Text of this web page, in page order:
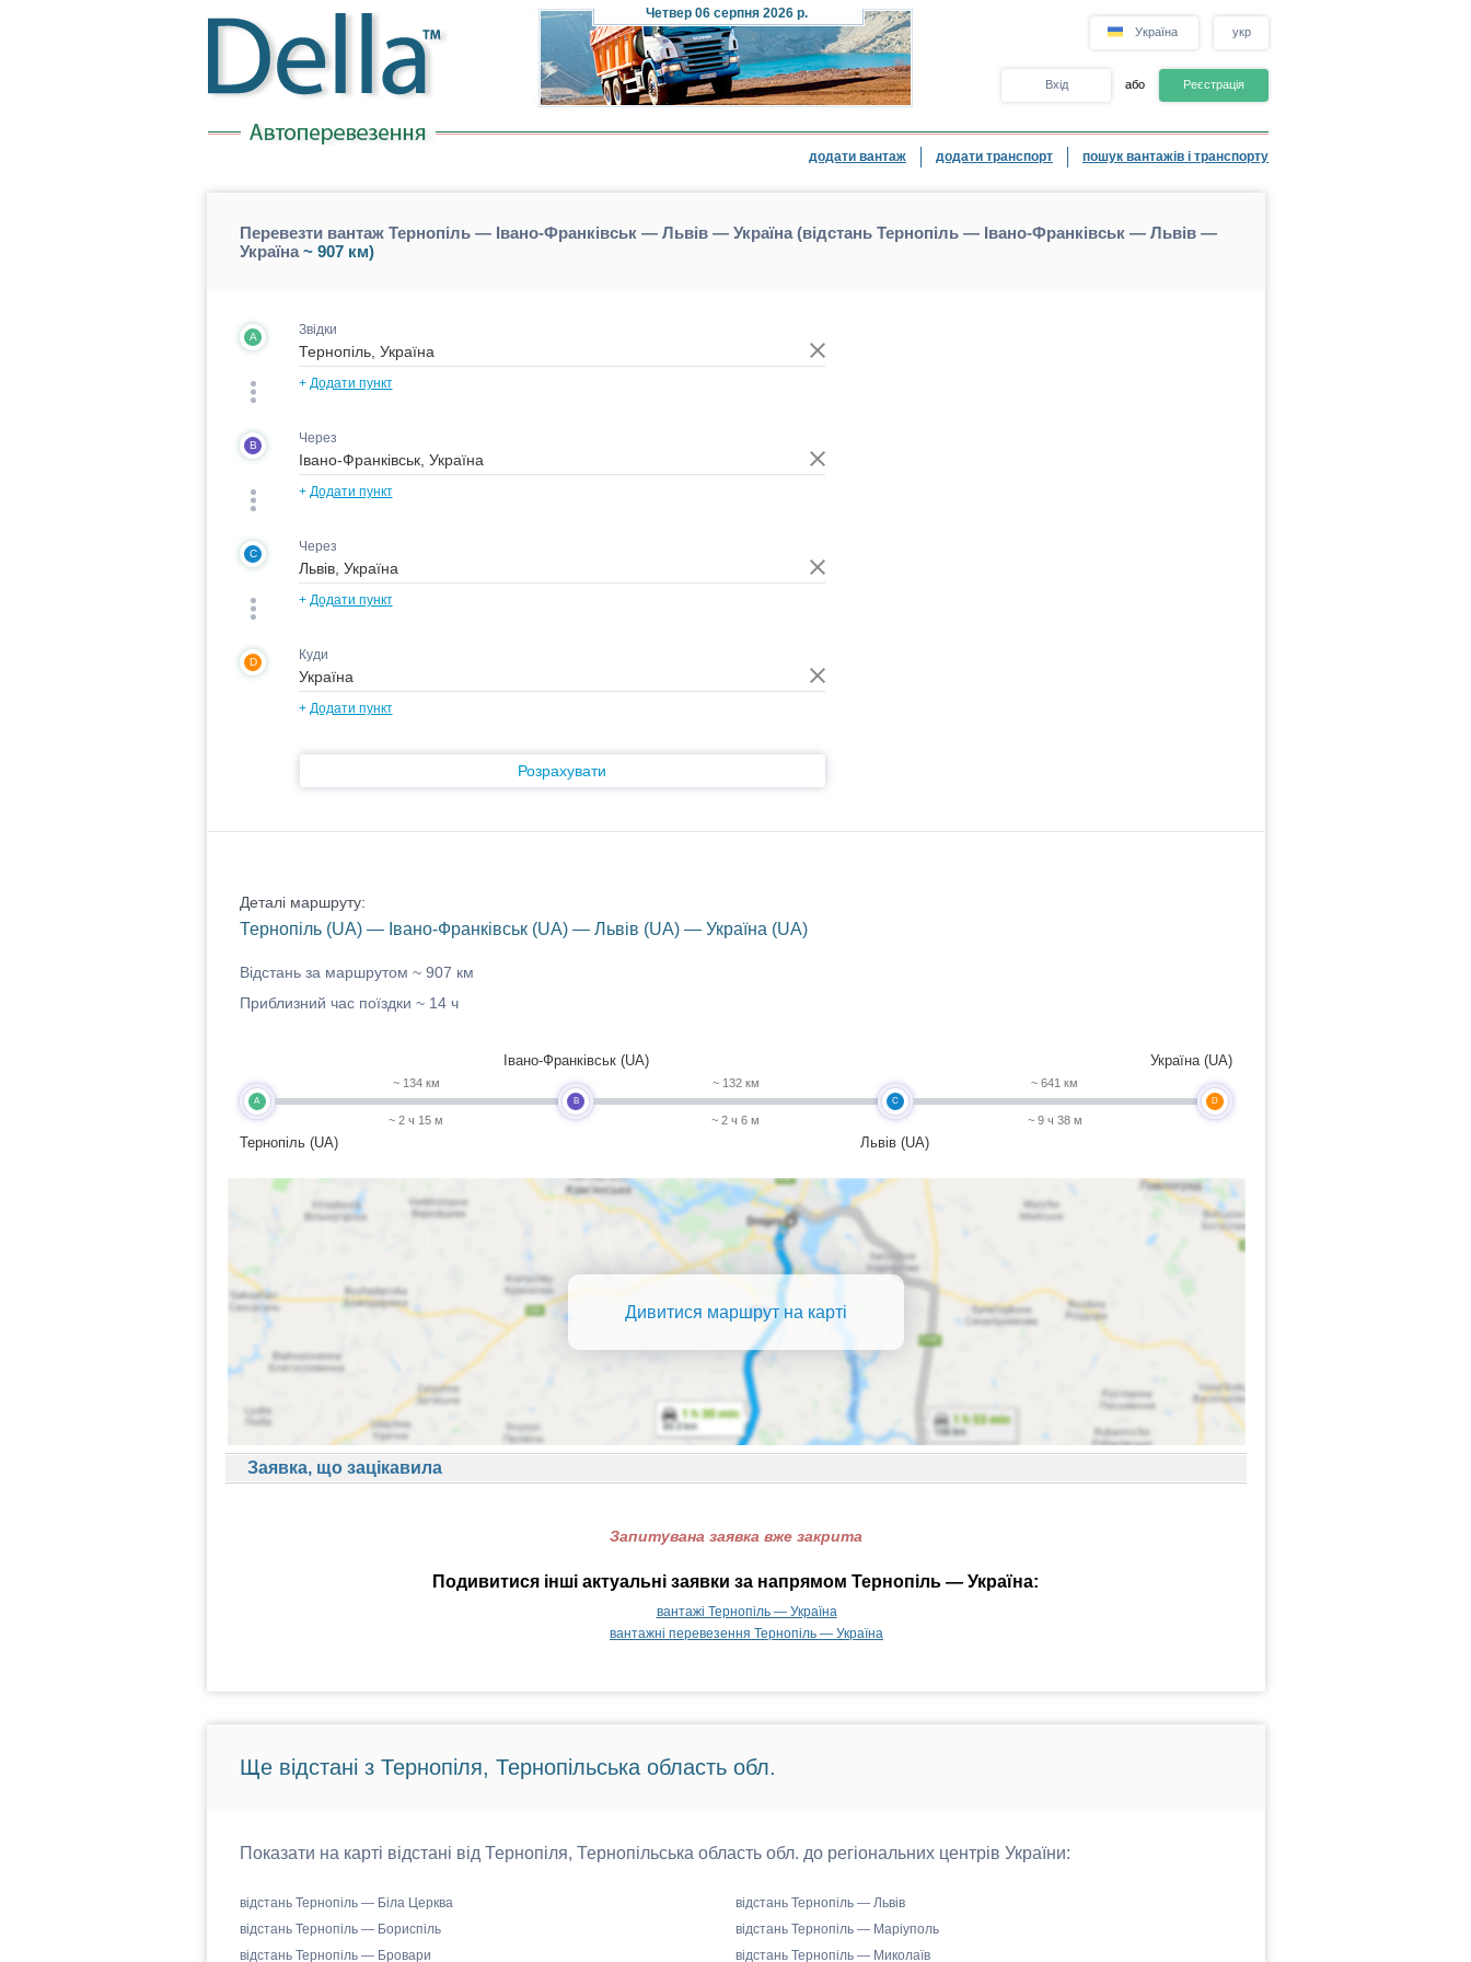
Четвер 06 серпня 2026 р.
Україна укр
Вхід або Реєстрація
додати вантаж додати транспорт пошук вантажів і транспорту
Перевезти вантаж Тернопіль — Івано-Франківськ — Львів — Україна (відстань Тернопіль — Івано-Франківськ — Львів —
Україна~ 907 км)
A Звідки
+ Додати пункт
B Через
+ Додати пункт
C Через
+ Додати пункт
D Куди
+ Додати пункт
Розрахувати
Деталі маршруту:
Тернопіль (UA) — Івано-Франківськ (UA) — Львів (UA) — Україна (UA)
Відстань за маршрутом ~ 907 км
Приблизний час поїздки ~ 14 ч
A
Тернопіль (UA)
~ 134 км
~ 2 ч 15 м
B
Івано-Франківськ (UA)
~ 132 км
~ 2 ч 6 м
C
Львів (UA)
~ 641 км
~ 9 ч 38 м
D
Україна (UA)
Дивитися маршрут на карті
Заявка, що зацікавила
Запитувана заявка вже закрита
Подивитися інші актуальні заявки за напрямом Тернопіль — Україна:
вантажі Тернопіль — Україна
вантажні перевезення Тернопіль — Україна
Ще відстані з Тернопіля, Тернопільська область обл.
Показати на карті відстані від Тернопіля, Тернопільська область обл. до регіональних центрів України:
відстань Тернопіль — Біла Церква
відстань Тернопіль — Бориспіль
відстань Тернопіль — Бровари
відстань Тернопіль — Львів
відстань Тернопіль — Маріуполь
відстань Тернопіль — Миколаїв